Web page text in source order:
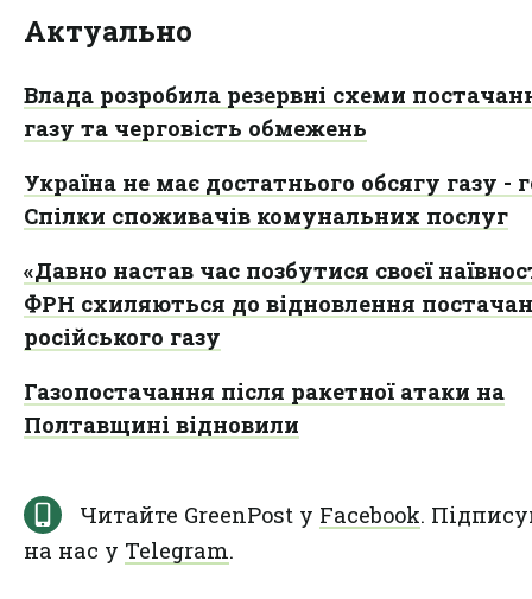
Актуально
Влада розробила резервні схеми
газу та черговість обмежень
Україна не має достатнього обсягу газу -
Спілки споживачів комунальних послуг
«Давно настав час позбутися своєї
ФРН схиляються до відновлення
російського газу
Газопостачання після ракетної атаки на
Полтавщині відновили
Читайте GreenPost у Facebook.
на нас у Telegram.